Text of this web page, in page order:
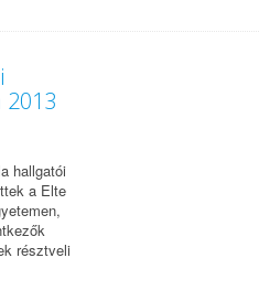
2013
hallgatói
a Elte
résztveli